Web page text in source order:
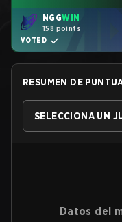
NGGWIN
158 points
VOTED
RESUMEN DE
SELECCIONA UN
Datos del